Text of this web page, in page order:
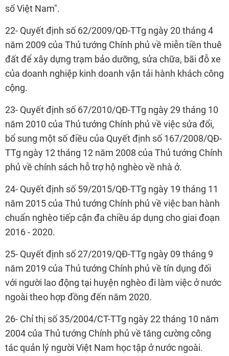
số Việt Nam".
22- Quyết định số 62/2009/QĐ-TTg ngày 20 tháng 4
năm 2009 của Thủ tướng Chính phủ về miễn tiền thuê
đất để xây dựng trạm bảo dưỡng, sửa chữa, bãi đỗ xe
của doanh nghiệp kinh doanh vận tải hành khách công
cộng.
23- Quyết định số 67/2010/QĐ-TTg ngày 29 tháng 10
năm 2010 của Thủ tướng Chính phủ về việc sửa đổi,
bổ sung một số điều của Quyết định số 167/2008/QĐ-
TTg ngày 12 tháng 12 năm 2008 của Thủ tướng Chính
phủ về chính sách hỗ trợ hộ nghèo về nhà ở.
24- Quyết định số 59/2015/QĐ-TTg ngày 19 tháng 11
năm 2015 của Thủ tướng Chính phủ về việc ban hành
chuẩn nghèo tiếp cận đa chiều áp dụng cho giai đoạn
2016 - 2020.
25- Quyết định số 27/2019/QĐ-TTg ngày 09 tháng 9
năm 2019 của Thủ tướng Chính phủ về tín dụng đối
với người lao động tại huyện nghèo đi làm việc ở nước
ngoài theo hợp đồng đến năm 2020.
26- Chỉ thị số 35/2004/CT-TTg ngày 22 tháng 10 năm
2004 của Thủ tướng Chính phủ về tăng cường công
tác quản lý người Việt Nam học tập ở nước ngoài.